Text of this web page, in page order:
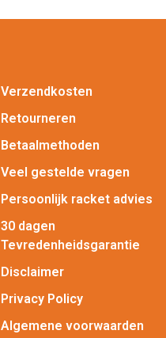
Verzendkosten
Retourneren
Betaalmethoden
Veel gestelde vragen
Persoonlijk racket advies
30 dagen
Tevredenheidsgarantie
Disclaimer
Privacy Policy
Algemene voorwaarden